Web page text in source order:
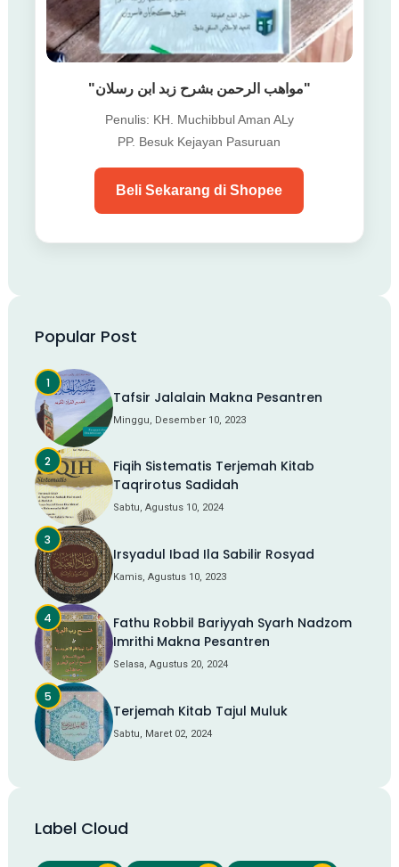
"مواهب الرحمن بشرح زبد ابن رسلان"
Penulis: KH. Muchibbul Aman ALy
PP. Besuk Kejayan Pasuruan
Beli Sekarang di Shopee
Popular Post
Tafsir Jalalain Makna Pesantren
Minggu, Desember 10, 2023
Fiqih Sistematis Terjemah Kitab
Taqrirotus Sadidah
Sabtu, Agustus 10, 2024
Irsyadul Ibad Ila Sabilir Rosyad
Kamis, Agustus 10, 2023
Fathu Robbil Bariyyah Syarh Nadzom
Imrithi Makna Pesantren
Selasa, Agustus 20, 2024
Terjemah Kitab Tajul Muluk
Sabtu, Maret 02, 2024
Label Cloud